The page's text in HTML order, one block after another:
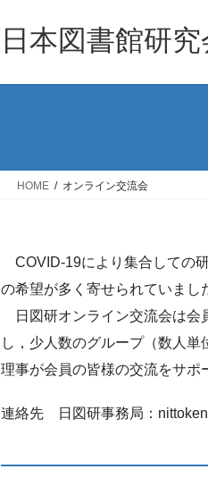
日本図書館研究
HOME オンライン交流会
COVID-19により集合しての
の希望が多く寄せられていまし
日図研オンライン交流会は会
し，少人数のグループ（数人
理事が会員の皆様の交流をサポ
連絡先 日図研事務局：